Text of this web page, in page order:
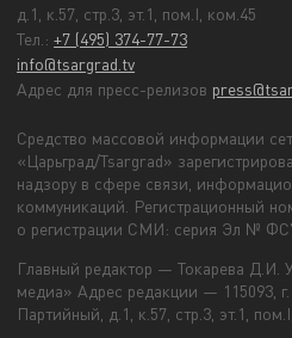
д.1, к.57, стр.3, эт.1, пом.I, ком.45
Тел.:+7 (495) 374-77-73
info@tsargrad.tv
Адрес для пресс-релизов
Средство массовой информации
«Царьград/Tsargrad»
надзору в сфере связи,
коммуникаций. Регистрационный
о регистрации СМИ: серия Эл №
Главный редактор — Токарева Д.И.
медиа» Адрес редакции — 115093,
Партийный, д.1, к.57, стр.3, эт.1,